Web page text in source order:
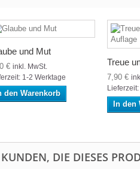
und Mut
€ inkl. MwSt.
1-2 Werktage
den Warenkorb
Treue
7,90 €
In den
KUNDEN, DIE DIESES